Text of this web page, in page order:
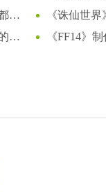
登场!
让
《诛仙世
《FF14》